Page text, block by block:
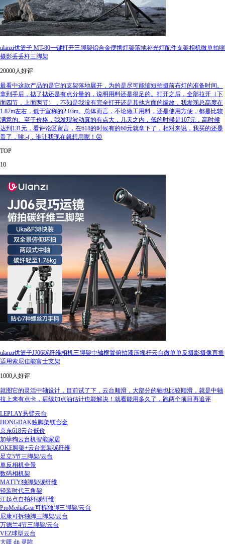
ulanzi优篮子 MT-80一键打开三脚架铝合金便携灯架落地补光灯配件支架相机微单拍照
摄影丢丢杆三脚架
20000人好评
最看中这款产品的是它的支架落地展开，为的是尽可能缩短拍摄前布灯的准备时间。
拿到手后，掂了掂还是有点分量的，说明用料还是很足的。打开之后，全部拉开（下
面四节，上面两节），不知是我没有完全打开还是其他方面的缘故，我发现总高度在
1.87m左右，低于宣称的2.03m。总体而言，不论做工用料，还是使用方便，都是比较
满意的。至于价格，我发现波动真的有点大，几天之内，低的时候是107元，高时候
达到131元，看评论区留言，在618的时候有的60元就拿下了，相对来说，我买的还是
贵了，唉:-(，谁让我现在就想用呢！😜
TOP
10
ulanzi优篮子JJ06碳纤维相机三脚架中轴横置俯拍液压摇杆云台微单单反摄影摄像直播
适用索尼佳能富士支架
1000人好评
就图它的灵活中轴设计，目前试了下，云台顺滑，大部分的轴也比较顺滑，就是中轴
拉上来有点卡，后续加点油估计也能解决！就看能用多久了，跑两个项目再追评
LEPLAY悬臂云台
HONGDAK独脚架镁合金
京东618云台低价
加菲狗云台机智能家居
OKE脚架+云台套装碳纤维
足立5节三脚架/云台
单反相机全景
数码相机架
MATTY独脚架碳纤维
轻装时代三角架
江起点自拍杆碳纤维
ProMediaGear可拆独脚三脚架/云台
尼康可拆独脚三脚架/云台
万德兰4节三脚架/云台
VEZ球型云台
大疆 dji 灵眸